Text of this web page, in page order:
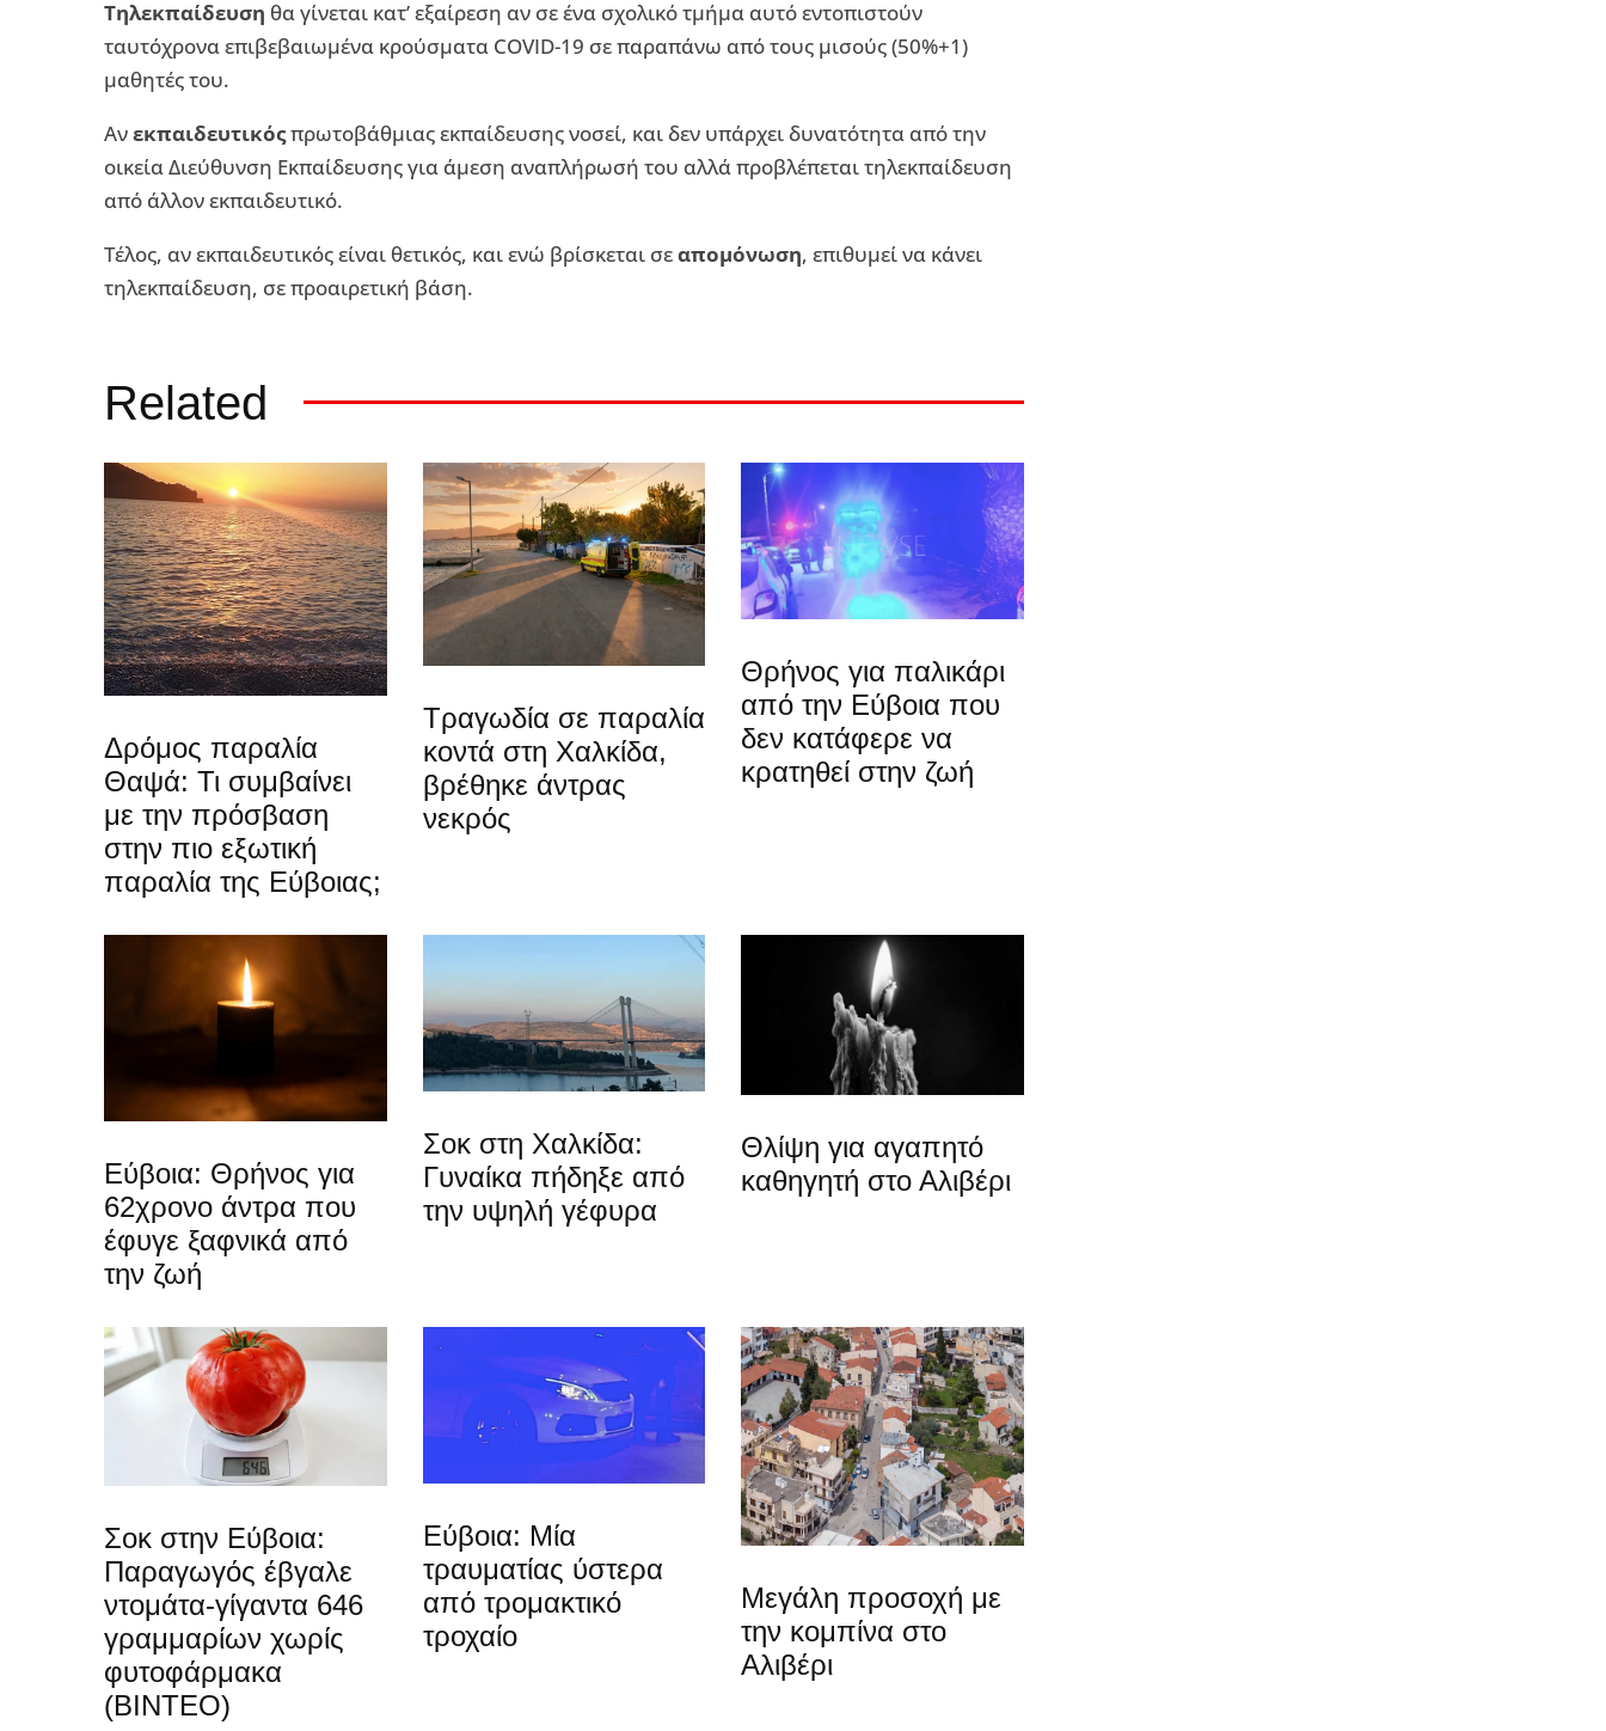
Τηλεκπαίδευση θα γίνεται κατ’ εξαίρεση αν σε ένα σχολικό τμήμα αυτό εντοπιστούν
ταυτόχρονα επιβεβαιωμένα κρούσματα COVID-19 σε παραπάνω από τους μισούς (50%+1)
μαθητές του.
Ανεκπαιδευτικόςπρωτοβάθμιας εκπαίδευσης νοσεί, και δεν υπάρχει δυνατότητα από την
οικεία Διεύθυνση Εκπαίδευσης για άμεση αναπλήρωσή του αλλά προβλέπεται τηλεκπαίδευση
από άλλον εκπαιδευτικό.
Τέλος, αν εκπαιδευτικός είναι θετικός, και ενώ βρίσκεται σεαπομόνωση, επιθυμεί να κάνει
τηλεκπαίδευση, σε προαιρετική βάση.
Related
Δρόμος παραλία
Θαψά: Τι συμβαίνει
με την πρόσβαση
στην πιο εξωτική
παραλία της Εύβοιας;
Τραγωδία σε παραλία
κοντά στη Χαλκίδα,
βρέθηκε άντρας
νεκρός
Θρήνος για παλικάρι
από την Εύβοια που
δεν κατάφερε να
κρατηθεί στην ζωή
Εύβοια: Θρήνος για
62χρονο άντρα που
έφυγε ξαφνικά από
την ζωή
Σοκ στη Χαλκίδα:
Γυναίκα πήδηξε από
την υψηλή γέφυρα
Θλίψη για αγαπητό
καθηγητή στο Αλιβέρι
Σοκ στην Εύβοια:
Παραγωγός έβγαλε
ντομάτα-γίγαντα 646
γραμμαρίων χωρίς
φυτοφάρμακα
(ΒΙΝΤΕΟ)
Εύβοια: Μία
τραυματίας ύστερα
από τρομακτικό
τροχαίο
Μεγάλη προσοχή με
την κομπίνα στο
Αλιβέρι